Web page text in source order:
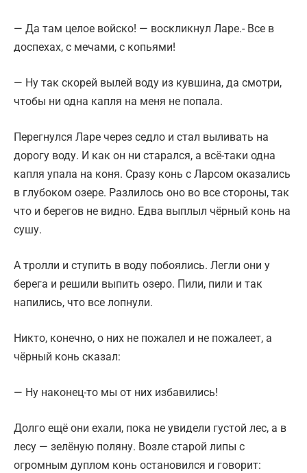
— Да там целое войско! — воскликнул Ларе.- Все в
доспехах, с мечами, с копьями!
— Ну так скорей вылей воду из кувшина, да смотри,
чтобы ни одна капля на меня не попала.
Перегнулся Ларе через седло и стал выливать на
дорогу воду. И как он ни старался, а всё-таки одна
капля упала на коня. Сразу конь с Ларсом оказались
в глубоком озере. Разлилось оно во все стороны, так
что и берегов не видно. Едва выплыл чёрный конь на
сушу.
А тролли и ступить в воду побоялись. Легли они у
берега и решили выпить озеро. Пили, пили и так
напились, что все лопнули.
Никто, конечно, о них не пожалел и не пожалеет, а
чёрный конь сказал:
— Ну наконец-то мы от них избавились!
Долго ещё они ехали, пока не увидели густой лес, а в
лесу — зелёную поляну. Возле старой липы с
огромным дуплом конь остановился и говорит: